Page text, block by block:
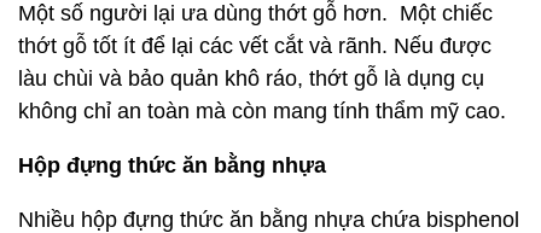
Một số người lại ưa dùng thớt gỗ hơn. Một chiếc
thớt gỗ tốt ít để lại các vết cắt và rãnh. Nếu được
làu chùi và bảo quản khô ráo, thớt gỗ là dụng cụ
không chỉ an toàn mà còn mang tính thẩm mỹ cao.
Hộp đựng thức ăn bằng nhựa
Nhiều hộp đựng thức ăn bằng nhựa chứa bisphenol